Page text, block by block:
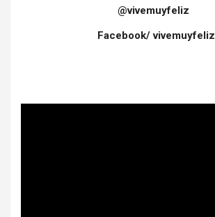
@vivemuyfeliz
Facebook/ vivemuyfeliz